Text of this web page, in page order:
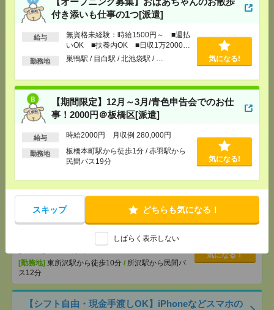
付き添いも仕事の1つ[派遣]
給与
無資格未経験：時給1500円～ ■週払
いOK ■扶養内OK ■日収1万2000円
以上
勤務地 巣鴨駅 / 目白駅 / 北池袋駅 / … 気になる!
【期間限定】12月～3月/青色申告会でのお仕
事！2000円＠板橋区[派遣]
給与 時給2000円 月収例 280,000円
勤務地
板橋本町駅から徒歩1分 / 赤羽駅から
民間バス19分
気になる!
スキップ どちらも気になる！
しばらく表示しない
[給 与] 時給2000円 月収例 280,000円
全額支給
25～30万円
[勤務地]板橋本町駅から徒歩1分/赤羽駅から民間
バス19分
気になる！
≪憧れ大手企業≫総務のオシゴト！のびのび働く！
＊50代活躍中[派遣]
[給 与]
時給1800円＋交
交通費実費支給（当社規定あり）
[勤務地]和光市駅から徒歩5分
気になる！
1750円＊【図書館や博物館が好きなかたへ】本に囲
まれてお仕事＊事務[派遣]
[給 与]時給1750円 月収例 245,000円
[勤務地] 東所沢駅から徒歩10分 / 所沢駅から民間バ
ス12分
気になる！
【シフト自由・現金手渡しOK】iPhoneなどスマホの